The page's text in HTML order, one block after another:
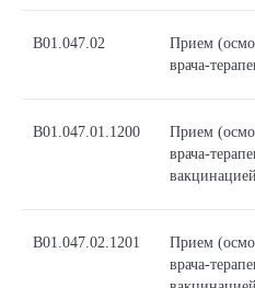
В01.047.02
Прием
врача-
В01.047.01.1200
Прием
врача-
вакцинацией
В01.047.02.1201
Прием
врача-